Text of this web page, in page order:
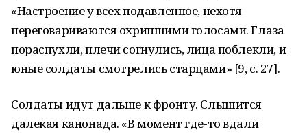
«Настроение у всех подавленное, нехотя
переговариваются охрипшими голосами. Глаза
пораспухли, плечи согнулись, лица поблекли, и
юные солдаты смотрелись старцами» [9, с. 27].
Солдаты идут дальше к фронту. Слышится
далекая канонада. «В момент где-то вдали